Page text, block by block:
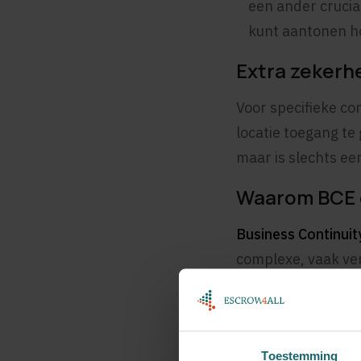
Toestemming
een ander
kunt aantonen
Extra
Voor specifieke
locatie toegang
maar is slechts
Waarom
Business
complexe, vaak
Concrete acties
Bescherming